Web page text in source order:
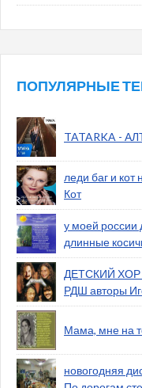
ПОПУЛЯРНЫЕ
TATARKA -
леди баг и кот
Кот
у моей россии
длинные
ДЕТСКИЙ ХОР
РДШ авторы
Мама, мне на
новогодняя